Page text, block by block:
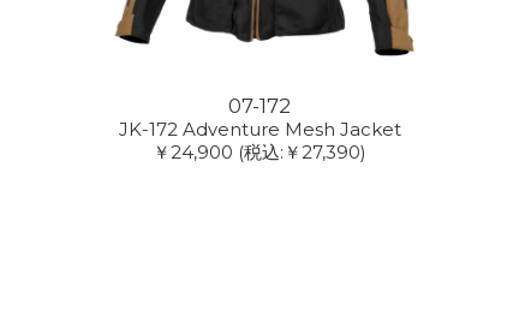
07-172
JK-172 Adventure Mesh Jacket
￥24,900 (税込:￥27,390)